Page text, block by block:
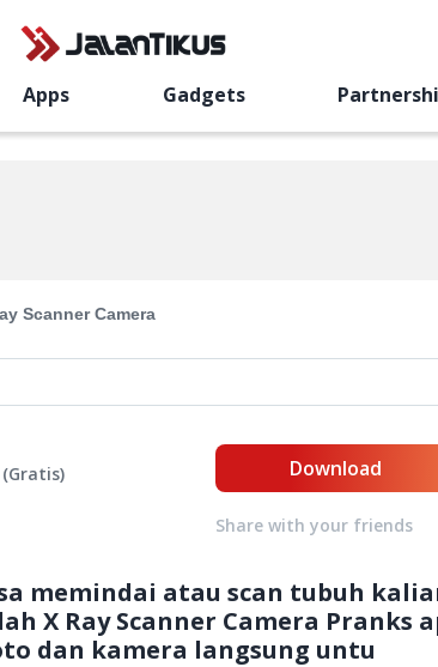
Apps Gadgets
Scanner Camera
(Gratis)
memindai atau scan tubuh
X Ray Scanner Camera Pranks
dan kamera langsung untu
Download
Share with your friends